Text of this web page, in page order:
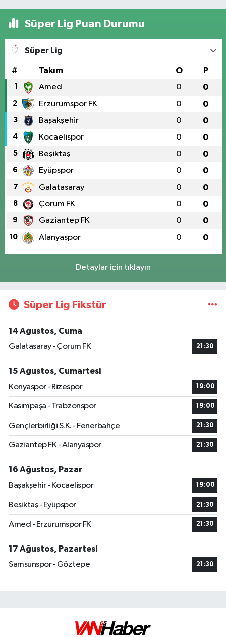
Süper Lig Puan Durumu
Süper Lig
# Takım O P
1 Amed 0 0
2 Erzurumspor FK 0 0
3 Başakşehir 0 0
4 Kocaelispor 0 0
5 Beşiktaş 0 0
6 Eyüpspor 0 0
7 Galatasaray 0 0
8 Çorum FK 0 0
9 Gaziantep FK 0 0
10 Alanyaspor 0 0
Detaylar için tıklayın
Süper Lig Fikstür
14 Ağustos, Cuma
Galatasaray - Çorum FK
21:30
15 Ağustos, Cumartesi
Konyaspor - Rizespor
19:00
Kasımpaşa - Trabzonspor 19:00
Gençlerbirliği S.K. - Fenerbahçe 21:30
Gaziantep FK - Alanyaspor 21:30
16 Ağustos, Pazar
Başakşehir - Kocaelispor
19:00
Beşiktaş - Eyüpspor 21:30
Amed - Erzurumspor FK 21:30
17 Ağustos, Pazartesi
Samsunspor - Göztepe
21:30